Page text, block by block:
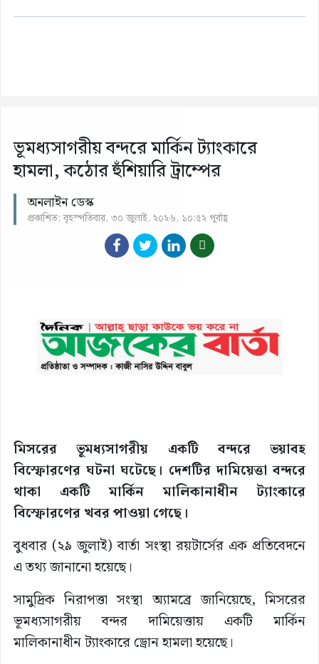
ভূমধ্যসাগরীয় বন্দরে মার্কিন ট্যাংকারে
হামলা, কঠোর হুঁশিয়ারি ট্রাম্পের
অনলাইন ডেস্ক
প্রকাশিত: বৃহস্পতিবার, ৩০ জুলাই, ২০২৬, ১০:৫২ পূর্বাহ্ণ
মিসরের ভূমধ্যসাগরীয় একটি বন্দরে ভয়াবহ
বিস্ফোরণের ঘটনা ঘটেছে। দেশটির দামিয়েত্তা বন্দরে
থাকা একটি মার্কিন মালিকানাধীন ট্যাংকারে
বিস্ফোরণের খবর পাওয়া গেছে।
বুধবার (২৯ জুলাই) বার্তা সংস্থা রয়টার্সের এক প্রতিবেদনে
এ তথ্য জানানো হয়েছে।
সামুদ্রিক নিরাপত্তা সংস্থা অ্যামব্রে জানিয়েছে, মিসরের
ভূমধ্যসাগরীয় বন্দর দামিয়েত্তায় একটি মার্কিন
মালিকানাধীন ট্যাংকারে ড্রোন হামলা হয়েছে।